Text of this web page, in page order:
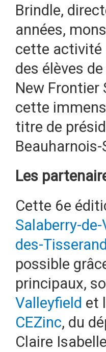
Brindle,
années,
cette activité
des élèves
New Frontier
cette
titre de
Beauharnois-
Les
Cette 6e
Salaberry-
des-
possible
principaux,
Valleyfield et
CEZinc, du
Claire